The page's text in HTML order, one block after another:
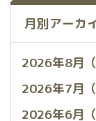
月別アーカ
2026年8月（
2026年7月（
2026年6月（